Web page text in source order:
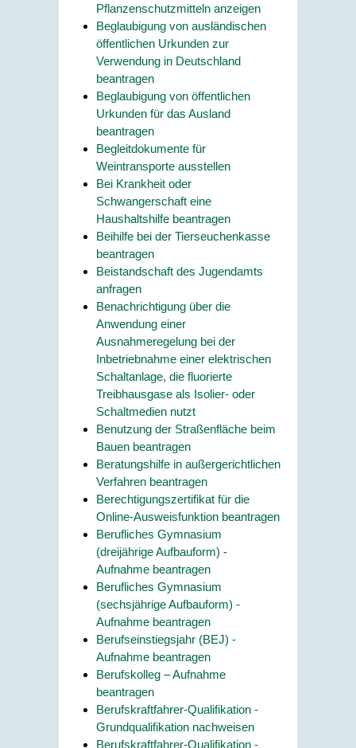
Pflanzenschutzmitteln anzeigen
Beglaubigung von ausländischen
öffentlichen Urkunden zur
Verwendung in Deutschland
beantragen
Beglaubigung von öffentlichen
Urkunden für das Ausland
beantragen
Begleitdokumente für
Weintransporte ausstellen
Bei Krankheit oder
Schwangerschaft eine
Haushaltshilfe beantragen
Beihilfe bei der Tierseuchenkasse
beantragen
Beistandschaft des Jugendamts
anfragen
Benachrichtigung über die
Anwendung einer
Ausnahmeregelung bei der
Inbetriebnahme einer elektrischen
Schaltanlage, die fluorierte
Treibhausgase als Isolier- oder
Schaltmedien nutzt
Benutzung der Straßenfläche beim
Bauen beantragen
Beratungshilfe in außergerichtlichen
Verfahren beantragen
Berechtigungszertifikat für die
Online-Ausweisfunktion beantragen
Berufliches Gymnasium
(dreijährige Aufbauform) -
Aufnahme beantragen
Berufliches Gymnasium
(sechsjährige Aufbauform) -
Aufnahme beantragen
Berufseinstiegsjahr (BEJ) -
Aufnahme beantragen
Berufskolleg – Aufnahme
beantragen
Berufskraftfahrer-Qualifikation -
Grundqualifikation nachweisen
Berufskraftfahrer-Qualifikation -